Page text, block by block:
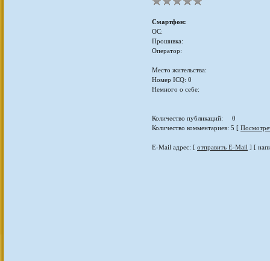
Смартфон:
ОС:
Прошивка:
Оператор:
Место жительства:
Номер ICQ: 0
Немного о себе:
Количество публикаций: 0
Количество комментариев: 5 [
E-Mail адрес: [ отправить E-Mail ] [